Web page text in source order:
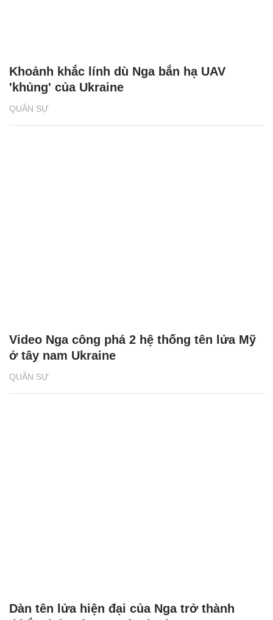
QUÂN SỰ
Khoảnh khắc lính dù Nga bắn hạ UAV
'khủng' của Ukraine
QUÂN SỰ
Video Nga công phá 2 hệ thống tên lửa Mỹ
ở tây nam Ukraine
Dàn tên lửa hiện đại của Nga trở thành